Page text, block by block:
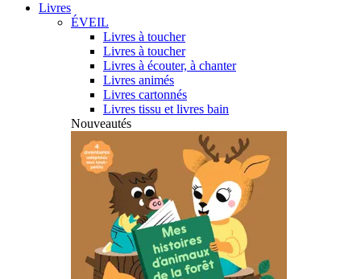
Livres
ÉVEIL
Livres à toucher
Livres à toucher
Livres à écouter, à chanter
Livres animés
Livres cartonnés
Livres tissu et livres bain
Nouveautés